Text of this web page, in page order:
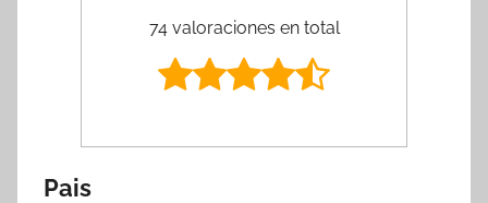
74 valoraciones en total
Pais